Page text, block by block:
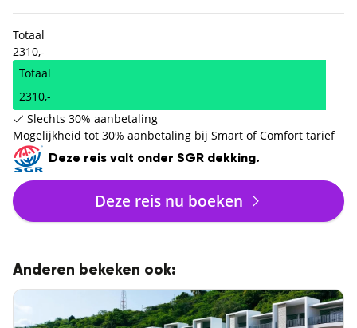
Totaal
2310,-
Totaal
2310,-
Slechts 30% aanbetaling
Mogelijkheid tot 30% aanbetaling bij Smart of Comfort tarief
Deze reis valt onder SGR dekking.
Deze reis nu boeken
Anderen bekeken ook: